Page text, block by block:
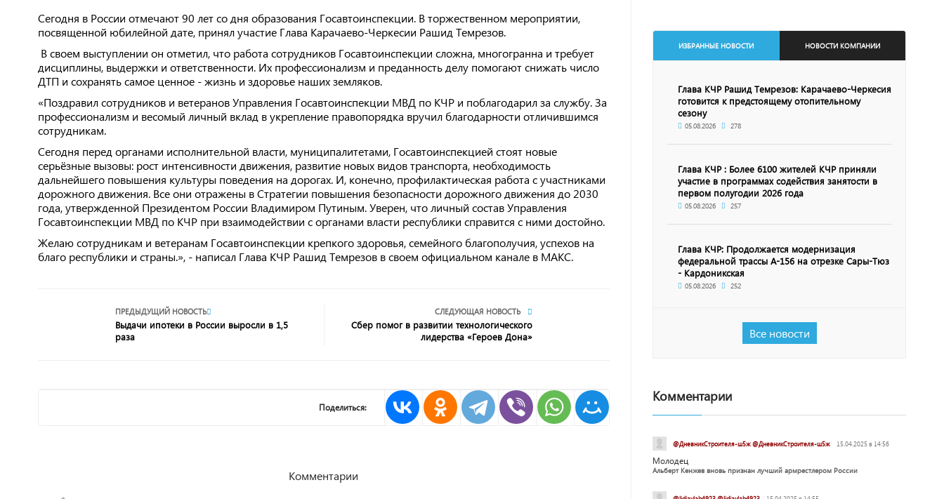
Сегодня в России отмечают 90 лет со дня образования Госавтоинспекции. В торжественном мероприятии,
посвященной юбилейной дате, принял участие Глава Карачаево-Черкесии Рашид Темрезов.
В своем выступлении он отметил, что работа сотрудников Госавтоинспекции сложна, многогранна и требует
дисциплины, выдержки и ответственности. Их профессионализм и преданность делу помогают снижать число
ДТП и сохранять самое ценное - жизнь и здоровье наших земляков.
«Поздравил сотрудников и ветеранов Управления Госавтоинспекции МВД по КЧР и поблагодарил за службу. За
профессионализм и весомый личный вклад в укрепление правопорядка вручил благодарности отличившимся
сотрудникам.
Сегодня перед органами исполнительной власти, муниципалитетами, Госавтоинспекцией стоят новые
серьёзные вызовы: рост интенсивности движения, развитие новых видов транспорта, необходимость
дальнейшего повышения культуры поведения на дорогах. И, конечно, профилактическая работа с участниками
дорожного движения. Все они отражены в Стратегии повышения безопасности дорожного движения до 2030
года, утвержденной Президентом России Владимиром Путиным. Уверен, что личный состав Управления
Госавтоинспекции МВД по КЧР при взаимодействии с органами власти республики справится с ними достойно.
Желаю сотрудникам и ветеранам Госавтоинспекции крепкого здоровья, семейного благополучия, успехов на
благо республики и страны.», - написал Глава КЧР Рашид Темрезов в своем официальном канале в МАКС.
ПРЕДЫДУЩИЙ НОВОСТЬ
Выдачи ипотеки в России выросли в 1,5
раза
СЛЕДУЮЩАЯ НОВОСТЬ
Сбер помог в развитии технологического
лидерства «Героев Дона»
Поделиться:
Комментарии
ИЗБРАННЫЕ НОВОСТИ НОВОСТИ КОМПАНИИ
Глава КЧР Рашид Темрезов: Карачаево-Черкесия
готовится к предстоящему отопительному
сезону
05.08.2026 278
Глава КЧР : Более 6100 жителей КЧР приняли
участие в программах содействия занятости в
первом полугодии 2026 года
05.08.2026 257
Глава КЧР: Продолжается модернизация
федеральной трассы А-156 на отрезке Сары-Тюз
- Кардоникская
05.08.2026 252
Все новости
Комментарии
@ДневникСтроителя-ш5ж @ДневникСтроителя-ш5ж 15.04.2025 в 14:56
Молодец
Альберт Кенжев вновь признан лучший армрестлером России